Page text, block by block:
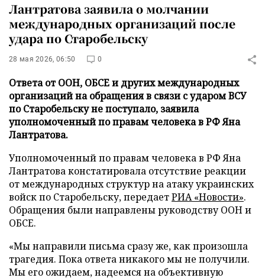
Лантратова заявила о молчании
международных организаций после
удара по Старобельску
28 мая 2026, 06:50 0
Ответа от ООН, ОБСЕ и других международных
организаций на обращения в связи с ударом ВСУ
по Старобельску не поступало, заявила
уполномоченный по правам человека в РФ Яна
Лантратова.
Уполномоченный по правам человека в РФ Яна
Лантратова констатировала отсутствие реакции
от международных структур на атаку украинских
войск по Старобельску, передаетРИА «Новости».
Обращения были направлены руководству ООН и
ОБСЕ.
«Мы направили письма сразу же, как произошла
трагедия. Пока ответа никакого мы не получили.
Мы его ожидаем, надеемся на объективную